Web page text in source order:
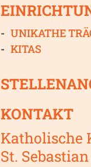
UNIKATHE
KITAS
KONTAKT
Katholische
St. Sebastian